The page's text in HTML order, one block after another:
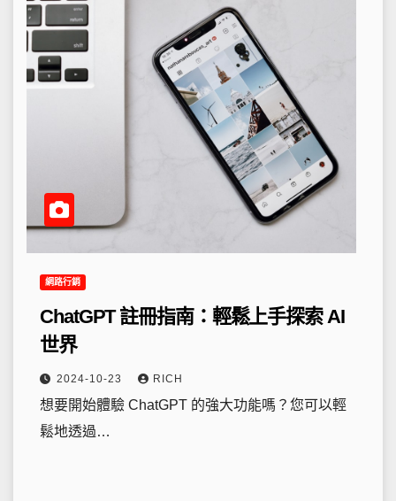
網路行銷
ChatGPT 註冊指南：輕鬆上手探索 AI
世界
2024-10-23 RICH
想要開始體驗 ChatGPT 的強大功能嗎？您可以輕
鬆地透過…